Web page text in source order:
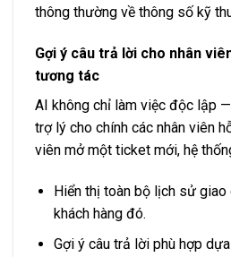
thông thường về thông số kỹ
Gợi ý câu trả lời cho nhân
tương tác
AI không chỉ làm việc độc lập
trợ lý cho chính các nhân viên
viên mở một ticket mới, hệ
Hiển thị toàn bộ lịch sử
khách hàng đó.
Gợi ý câu trả lời phù hợp